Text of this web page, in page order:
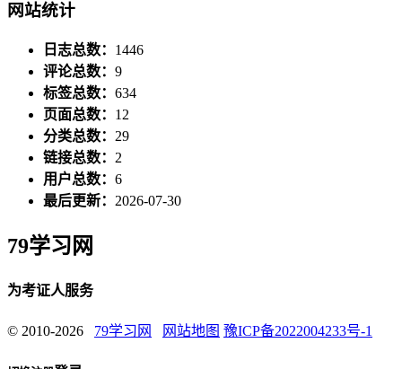
网站统计
日志总数： 1446
评论总数： 9
标签总数： 634
页面总数： 12
分类总数： 29
链接总数： 2
用户总数： 6
最后更新： 2026-07-30
79学习网
为考证人服务
© 2010-2026 79学习网 网站地图 豫ICP备2022004233号-1